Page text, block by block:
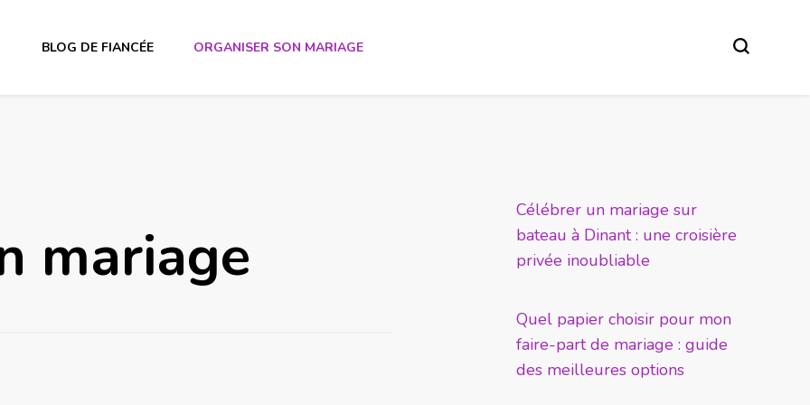
BLOG DE FIANCÉE ORGANISER SON MARIAGE
mariage
Célébrer un mariage sur
bateau à Dinant : une croisière
privée inoubliable
Quel papier choisir pour mon
faire-part de mariage : guide
des meilleures options